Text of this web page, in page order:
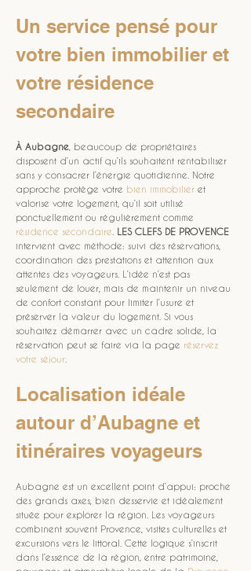
Un service pensé pour
votre bien immobilier et
votre résidence
secondaire
À Aubagne , beaucoup de propriétaires
disposent d’un actif qu’ils souhaitent rentabiliser
sans y consacrer l’énergie quotidienne. Notre
approche protège votre bien immobilier et
valorise votre logement, qu’il soit utilisé
ponctuellement ou régulièrement comme
résidence secondaire LES CLEFS DE PROVENCE
intervient avec méthode: suivi des réservations,
coordination des prestations et attention aux
attentes des voyageurs. L’idée n’est pas
seulement de louer, mais de maintenir un niveau
de confort constant pour limiter l’usure et
préserver la valeur du logement. Si vous
souhaitez démarrer avec un cadre solide, la
réservation peut se faire via la page réservez
votre séjour
Localisation idéale
autour d’Aubagne et
itinéraires voyageurs
Aubagne est un excellent point d’appui: proche
des grands axes, bien desservie et idéalement
située pour explorer la région. Les voyageurs
combinent souvent Provence, visites culturelles et
excursions vers le littoral. Cette logique s’inscrit
dans l’essence de la région, entre patrimoine,